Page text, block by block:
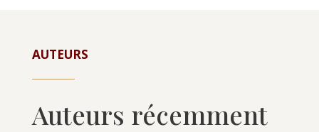
AUTEURS
Auteurs récemment